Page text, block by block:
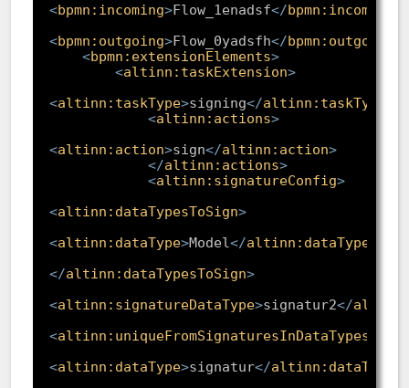
<bpmn:incoming>Flow_1enadsf</bpmn:incoming
<bpmn:outgoing>Flow_0yadsfh</bpmn:outgoing
<bpmn:extensionElements>
<altinn:taskExtension>
<altinn:taskType>signing</altinn:taskType
<altinn:actions>
<altinn:action>sign</altinn:action>
</altinn:actions>
<altinn:signatureConfig>
<altinn:dataTypesToSign>
<altinn:dataType>Model</altinn:dataType
</altinn:dataTypesToSign>
<altinn:signatureDataType>signatur2</
<altinn:uniqueFromSignaturesInDataTypes
<altinn:dataType>signatur</altinn:dataType